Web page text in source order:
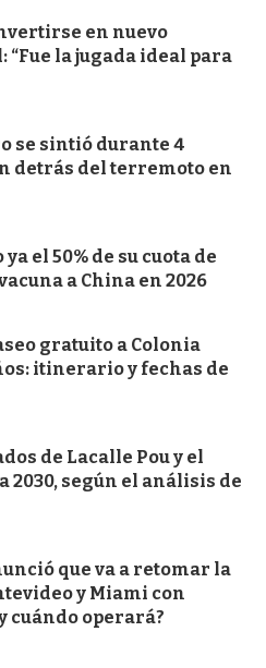
en nuevo
la jugada ideal para
se sintió durante 4
detrás del terremoto en
el 50% de su cuota de
a China en 2026
gratuito a Colonia
itinerario y fechas de
de Lacalle Pou y el
según el análisis de
que va a retomar la
y Miami con
cuándo operará?